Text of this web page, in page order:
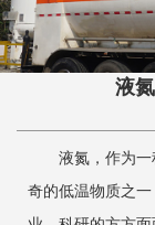
液
液氮，作为一
奇的低温物质之